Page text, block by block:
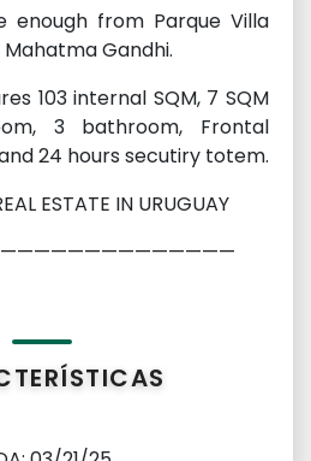
enough from Parque Villa
Gandhi.
103 internal SQM, 7 SQM
3 bathroom, Frontal
24 hours secutiry totem.
ESTATE IN URUGUAY